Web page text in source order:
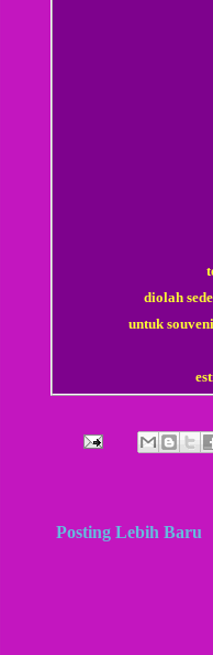
diolah
untuk
Posting Lebih Baru